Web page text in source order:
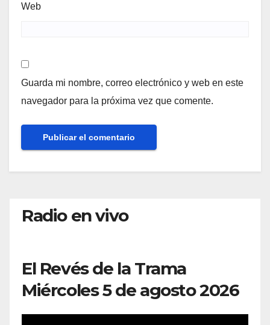
Web
Guarda mi nombre, correo electrónico y web en este
navegador para la próxima vez que comente.
Radio en vivo
El Revés de la Trama
Miércoles 5 de agosto 2026